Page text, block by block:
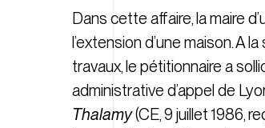
Dans cette affaire, la maire
l’extension d’une maison. A
travaux, le pétitionnaire a
administrative d’appel de
Thalamy(CE, 9 juillet 1986,